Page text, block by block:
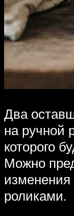
Два
на ручной
которого
Можно
роликами.